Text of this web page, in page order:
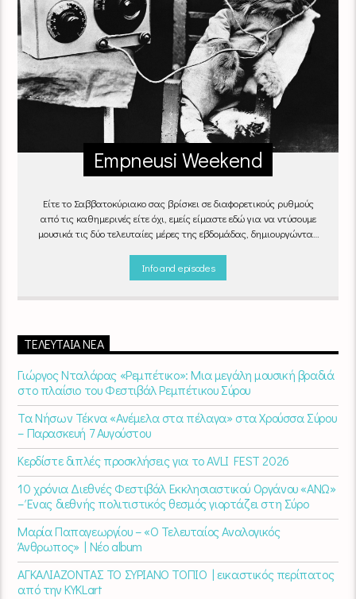
Empneusi Weekend
Είτε το Σαββατοκύριακο σας βρίσκει σε διαφορετικούς ρυθμούς
από τις καθημερινές είτε όχι, εμείς είμαστε εδώ για να ντύσουμε
μουσικά τις δύο τελευταίες μέρες της εβδομάδας, δημιουργώντας
Info and episodes
ΤΕΛΕΥΤΑΊΑ ΝΈΑ
Γιώργος Νταλάρας «Ρεμπέτικο»: Μια μεγάλη μουσική βραδιά
στο πλαίσιο του Φεστιβάλ Ρεμπέτικου Σύρου
Τα Νήσων Τέκνα «Ανέμελα στα πέλαγα» στα Χρούσσα Σύρου
– Παρασκευή 7 Αυγούστου
Κερδίστε διπλές προσκλήσεις για το AVLI FEST 2026
10 χρόνια Διεθνές Φεστιβάλ Εκκλησιαστικού Οργάνου «ΑΝΩ»
– Ένας διεθνής πολιτιστικός θεσμός γιορτάζει στη Σύρο​
Μαρία Παπαγεωργίου – «Ο Τελευταίος Αναλογικός
Άνθρωπος» | Νέο album
ΑΓΚΑΛΙΑΖΟΝΤΑΣ ΤΟ ΣΥΡΙΑΝΟ ΤΟΠΙΟ | εικαστικός περίπατος
από την KYKLart